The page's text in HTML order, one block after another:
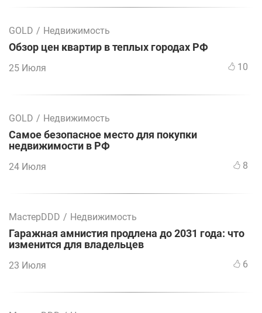
GOLD / Недвижимость
Обзор цен квартир в теплых городах РФ
25 Июля 10
GOLD / Недвижимость
Самое безопасное место для покупки
недвижимости в РФ
24 Июля 8
МастерDDD / Недвижимость
Гаражная амнистия продлена до 2031 года: что
изменится для владельцев
23 Июля 6